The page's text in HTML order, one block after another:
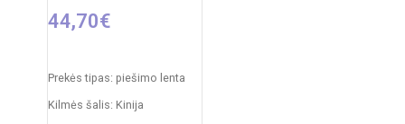
44,70€
Prekės tipas: piešimo lenta
Kilmės šalis: Kinija